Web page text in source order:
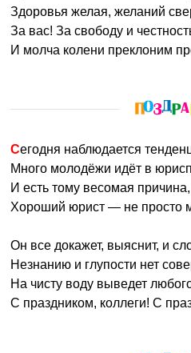
Здоровья желая, желаний
За вас! За свободу и
И молча колени преклоним
Сегодня наблюдается
Много молодёжи идёт в
И есть тому весомая причина,
Хороший юрист — не просто
Он все докажет, выяснит, и
Незнанию и глупости нет
На чисту воду выведет
С праздником, коллеги! С